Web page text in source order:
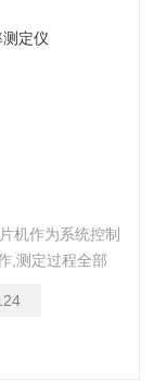
机作为系统控制
,测定过程全部
体积电阻率测